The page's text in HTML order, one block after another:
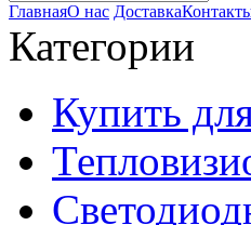
ГлавнаяО нас Доставка
Категории
Купить